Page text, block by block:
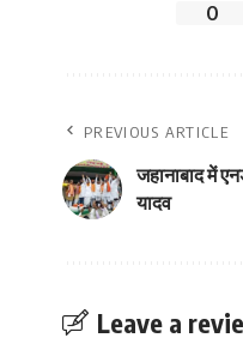
0
PREVIOUS ARTICLE
जहानाबाद में
यादव
Leave a